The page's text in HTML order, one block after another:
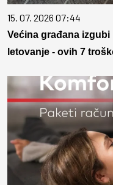
15. 07. 2026 07:44
Većina građana
letovanje - ovih 7